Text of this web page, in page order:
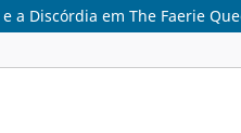
a Discórdia em The Faerie